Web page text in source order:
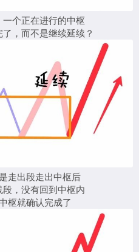
个正在进行的中枢
，而不是继续延续？
走出段走出中枢后
段，没有回到中枢内
枢就确认完成了